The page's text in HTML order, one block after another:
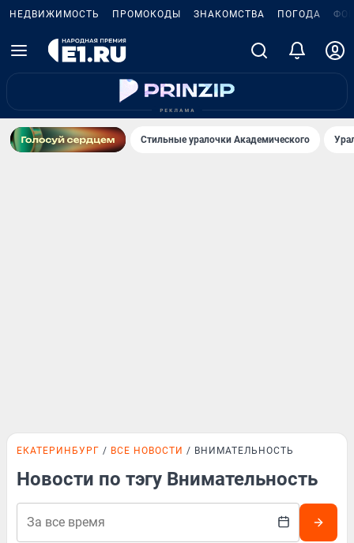
НЕДВИЖИМОСТЬ ПРОМОКОДЫ ЗНАКОМСТВА ПОГОДА
Стильные уралочки Академического
ЕКАТЕРИНБУРГ ВСЕ НОВОСТИ ВНИМАТЕЛЬНОСТЬ
Новости по тэгу Внимательность